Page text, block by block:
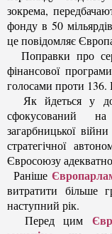
зокрема,
фонду в 50
це повідомляє
Поправки про
фінансової
голосами проти
Як йдеться у
сфокусований на
загарбницької
стратегічної
Євросоюзу
Раніше
витратити
наступний рік.
Перед цим